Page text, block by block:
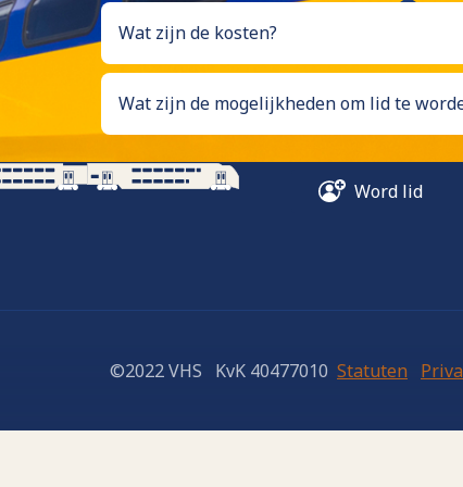
Wat zijn de kosten?
Wat zijn de mogelijkheden om lid te
Word lid
©2022 VHS KvK 40477010 Statuten